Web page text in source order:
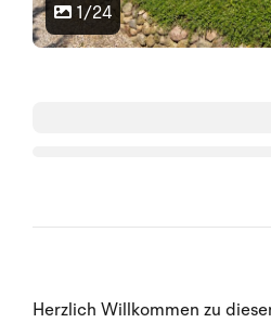
1/24
Herzlich Willkommen zu